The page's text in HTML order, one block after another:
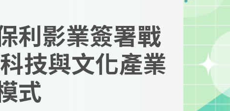
利影業簽署戰
技與文化產業
式